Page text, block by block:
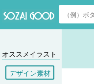
オススメイラスト
デザイン素材